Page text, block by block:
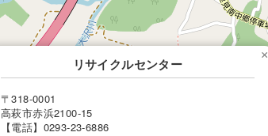
リサイクルセンター
〒318-0001
高萩市赤浜2100-15
【電話】0293-23-6886
×